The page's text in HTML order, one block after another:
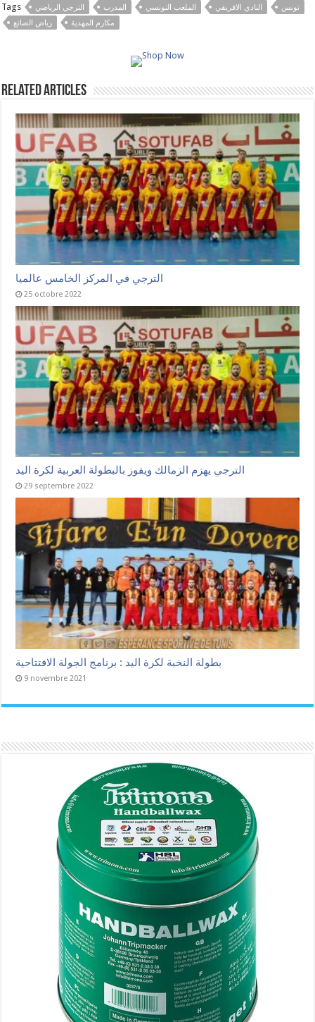
Tags الترجي الرياضي المدرب الملعب التونسي النادي الافريقي
تونس
رياض الصانع
مكارم المهدية
Related Articles
الترجي في المركز الخامس عالميا
25 octobre 2022
الترجي يهزم الزمالك ويفوز بالبطولة العربية لكرة اليد
29 septembre 2022
بطولة النخبة لكرة اليد : برنامج الجولة الافتتاحية
9 novembre 2021